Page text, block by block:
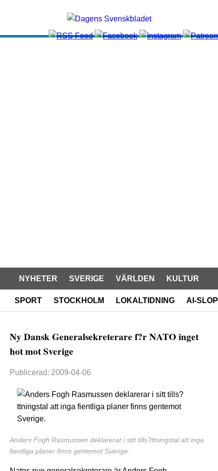
NYHETER SVERIGE VÄRLDEN KULTUR
SPORT STOCKHOLM LOKALTIDNING AI-SLOP
Ny Dansk Generalsekreterare f?r NATO inget
hot mot Sverige
Publicerad: 2009-04-06
Anders Fogh Rasmussen deklarerar i sitt tills?ttningstal att inga
fientliga planer finns gentemot Sverige.